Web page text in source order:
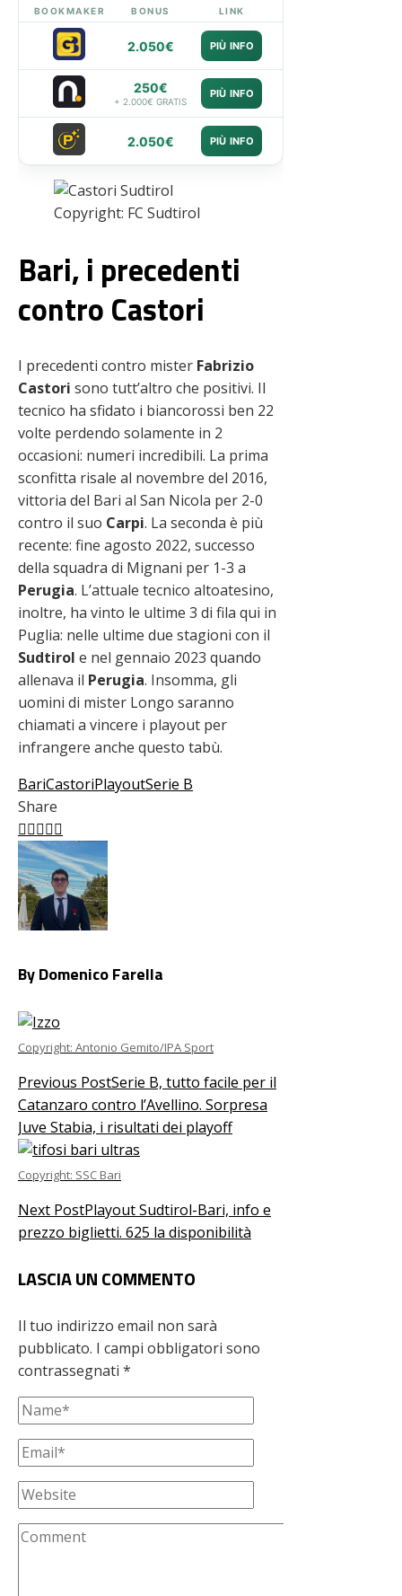
BOOKMAKER BONUS LINK
2.050€ PIÙ INFO
250€
+ 2.000€ GRATIS
PIÙ INFO
2.050€ PIÙ INFO
Copyright: FC Sudtirol
Bari, i precedenti
contro Castori
I precedenti contro mister Fabrizio
Castori sono tutt’altro che positivi. Il
tecnico ha sfidato i biancorossi ben 22
volte perdendo solamente in 2
occasioni: numeri incredibili. La prima
sconfitta risale al novembre del 2016,
vittoria del Bari al San Nicola per 2-0
contro il suo Carpi. La seconda è più
recente: fine agosto 2022, successo
della squadra di Mignani per 1-3 a
Perugia. L’attuale tecnico altoatesino,
inoltre, ha vinto le ultime 3 di fila qui in
Puglia: nelle ultime due stagioni con il
Sudtirol e nel gennaio 2023 quando
allenava il Perugia. Insomma, gli
uomini di mister Longo saranno
chiamati a vincere i playout per
infrangere anche questo tabù.
BariCastoriPlayoutSerie B
Share
Facebook
Twitter
LinkedIn
Pinterest
Stumbleupon
By Domenico Farella
Copyright: Antonio Gemito/IPA Sport
Previous PostSerie B, tutto facile per il
Catanzaro contro l’Avellino. Sorpresa
Juve Stabia, i risultati dei playoff
Copyright: SSC Bari
Next PostPlayout Sudtirol-Bari, info e
prezzo biglietti. 625 la disponibilità
LASCIA UN COMMENTO
Il tuo indirizzo email non sarà
pubblicato. I campi obbligatori sono
contrassegnati *